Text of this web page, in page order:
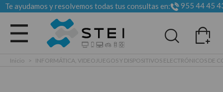
Te ayudamos y resolvemos todas tus consultas en: 955 44 45
Todas las categorias
Inicio > INFORMÁTICA, VIDEOJUEGOS Y DISPOSITIVOS ELECTRÓNICOS DE